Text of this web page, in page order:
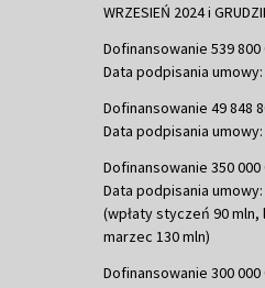
WRZESIEŃ 2024 i
Dofinansowanie 539 800
Data podpisania umowy:
Dofinansowanie 49 848
Data podpisania umowy:
Dofinansowanie 350 000
Data podpisania umowy:
(wpłaty styczeń 90 mln,
marzec 130 mln)
Dofinansowanie 300 000